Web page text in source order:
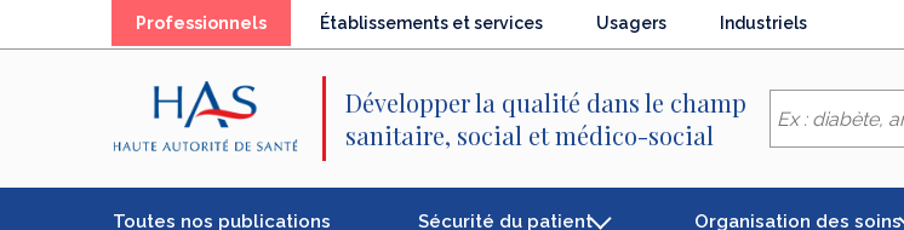
Professionnels(élémentÉtablissements et services Usagers Industriels
Développer la qualité dans le champ
sanitaire, social et médico-social
Toutes nos publications Sécurité du patient Organisation des soins